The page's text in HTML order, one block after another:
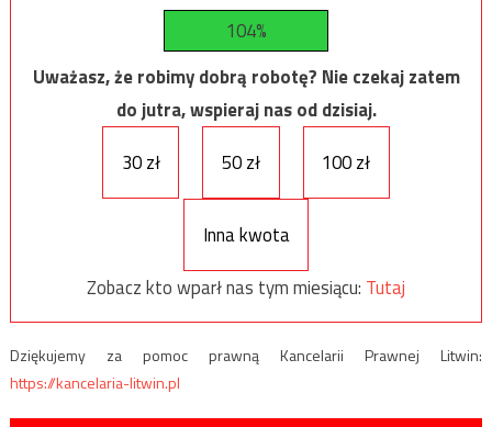
104%
Uważasz, że robimy dobrą robotę? Nie czekaj zatem
do jutra, wspieraj nas od dzisiaj.
30 zł
50 zł 100 zł
Inna kwota
Zobacz kto wparł nas tym miesiącu: Tutaj
Dziękujemy za pomoc prawną Kancelarii Prawnej Litwin:
https://kancelaria-litwin.pl